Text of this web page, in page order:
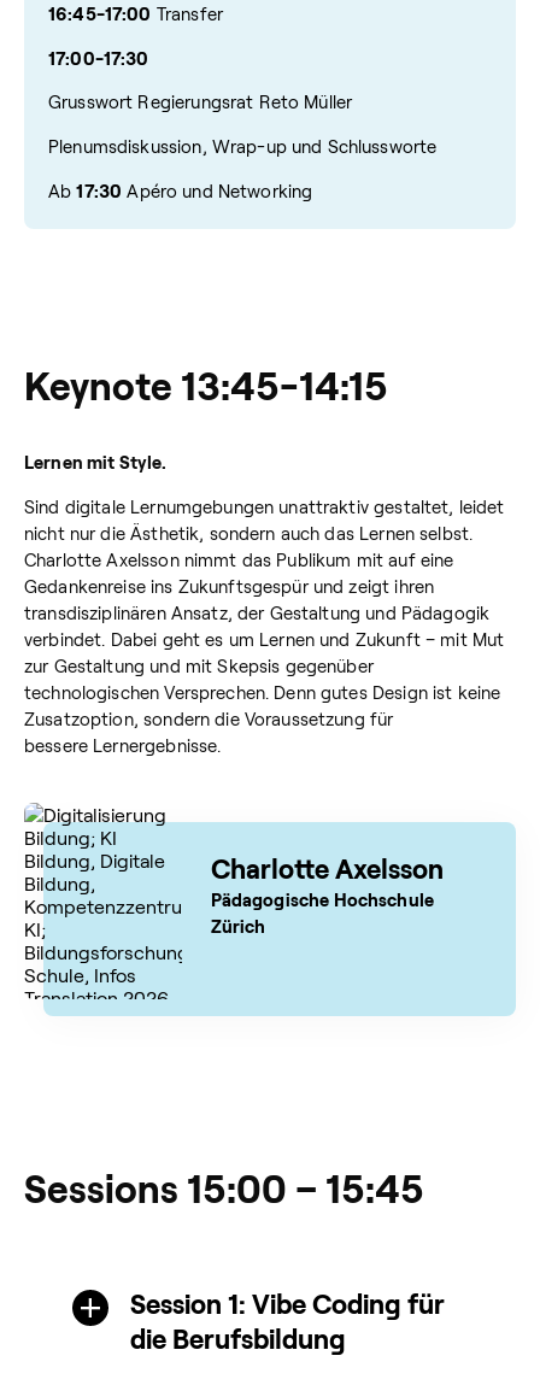
16:45-17:00 Transfer
17:00-17:30
Grusswort Regierungsrat Reto Müller
Plenumsdiskussion, Wrap-up und Schlussworte
Ab17:30 Apéro und Networking
Keynote 13:45-14:15
Lernen mit Style.
Sind digitale Lernumgebungen unattraktiv gestaltet, leidet
nicht nur die Ästhetik, sondern auch das Lernen selbst.
Charlotte Axelsson nimmt das Publikum mit auf eine
Gedankenreise ins Zukunftsgespür und zeigt ihren
transdisziplinären Ansatz, der Gestaltung und Pädagogik
verbindet. Dabei geht es um Lernen und Zukunft – mit Mut
zur Gestaltung und mit Skepsis gegenüber
technologischen Versprechen. Denn gutes Design ist keine
Zusatzoption, sondern die Voraussetzung für
bessere Lernergebnisse.
Charlotte Axelsson
Pädagogische Hochschule
Zürich
Sessions 15:00 – 15:45
Session 1: Vibe Coding für
die Berufsbildung